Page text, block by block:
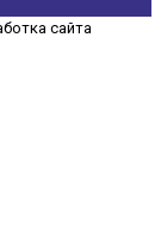
сайта